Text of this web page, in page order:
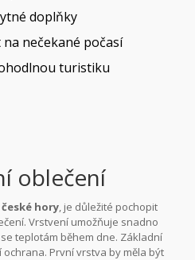
doplňky
nečekané počasí
turistiku
oblečení
české hory, je důležité pochopit
Vrstvení umožňuje snadno
teplotám během dne. Základní
První vrstva by měla být